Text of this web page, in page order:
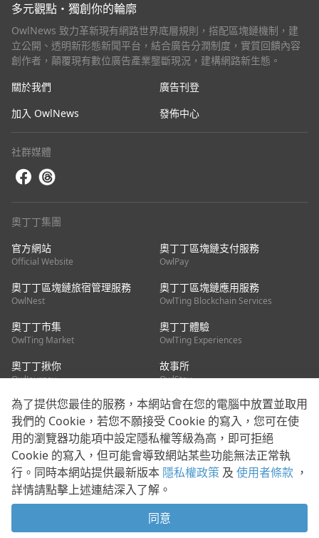
多元觀點・獨創你的輪廓
OwlNews 致力革新現有網路世界底層規則，搭配區塊鏈機制，建
立公開、透明新形態新聞平台，結合廣告分潤制度，實質回饋內容
創作者，顛覆現有數位廣告產業壟斷現況，建構網路新生態。
關於我們
廣告刊登
加入 OwlNews
發佈中心
社群媒體
奧丁丁集團
官方網站
Official Website
奧丁丁區塊鏈支付服務
OwlPay
奧丁丁區塊鏈旅宿管理服務
OwlNest
奧丁丁區塊鏈應用服務
OwlTing Blockchain Services
奧丁丁市集
OwlTing Market
奧丁丁體驗
OwlTing Experiences
奧丁丁揪你
OwlJourney
故事所
OwlStay
聯絡我們
客服信箱：mediapartner@owlting.com
服務信箱 / 廣告洽詢：info_owlnews@owlting.com
媒體合作 / 新聞稿提供：mediapartner@owlting.com
為了提供您最佳的服務，本網站會在您的電腦中放置並取用
我們的 Cookie，若您不願接受 Cookie 的寫入，您可在使
用的瀏覽器功能項中設定隱私權等級為高，即可拒絕
Cookie 的寫入，但可能會導致網站某些功能無法正常執
行。同時本網站提供最新版本 隱私權政策 及 使用者條款 ，
詳情請點擊上述連結深入了解。
同意